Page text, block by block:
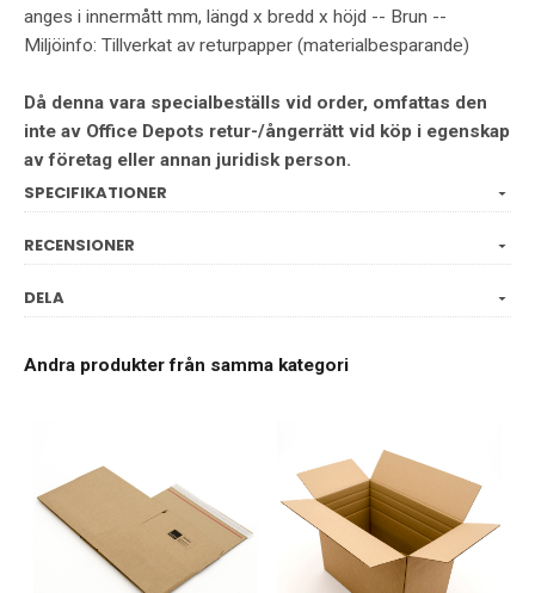
anges i innermått mm, längd x bredd x höjd -- Brun --
Miljöinfo: Tillverkat av returpapper (materialbesparande)
Då denna vara specialbeställs vid order, omfattas den
inte av Office Depots retur-/ångerrätt vid köp i egenskap
av företag eller annan juridisk person.
SPECIFIKATIONER
RECENSIONER
DELA
Andra produkter från samma kategori